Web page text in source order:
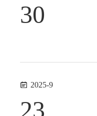
30
2025-9
23